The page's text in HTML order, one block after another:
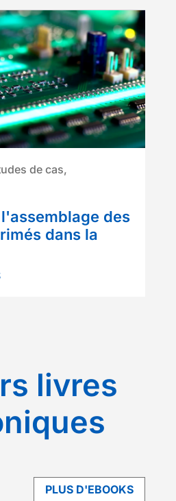
des
dans la
de cas,
livres
PLUS D'EBOOKS